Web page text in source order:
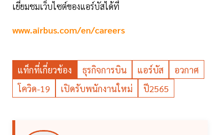
เยี่ยมชมเว็บไซต์ของแอร์บัสได้ที่
www.airbus.com/en/careers
แท็กที่เกี่ยวข้อง ธุรกิจการบิน แอร์บัส
อวกาศ
โควิด-19
เปิดรับพนักงานใหม่ ปี2565